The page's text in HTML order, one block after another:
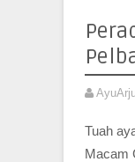
Tuah
Macam